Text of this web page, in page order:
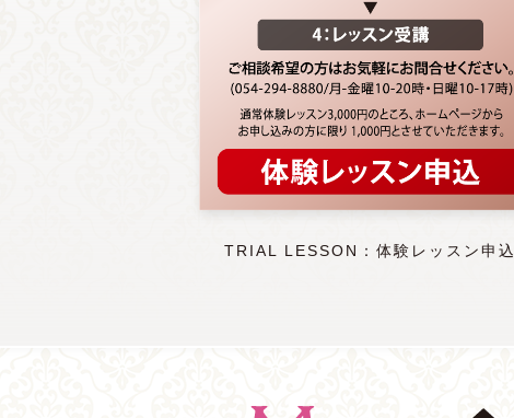
TRIAL LESSON：体験レッスン申込